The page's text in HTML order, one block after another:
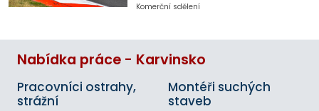
Komerční sdělení
Nabídka práce - Karvinsko
Pracovníci ostrahy,
strážní
Montéři suchých
staveb